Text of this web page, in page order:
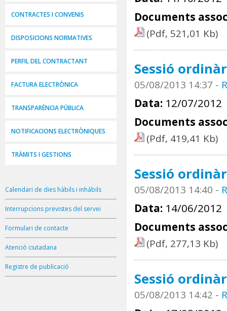
CONTRACTES I CONVENIS
DISPOSICIONS NORMATIVES
PERFIL DEL CONTRACTANT
FACTURA ELECTRÒNICA
TRANSPARÈNCIA PÚBLICA
NOTIFICACIONS ELECTRÒNIQUES
TRÀMITS I GESTIONS
Calendari de dies hàbils i inhàbils
Interrupcions previstes del servei
Formulari de contacte
Atenció ciutadana
Registre de publicació
Documents
(Pdf, 521,01 Kb)
Sessió
05/08/2013 14:37 -
Data: 12/07/2012
Documents
(Pdf, 419,41 Kb)
Sessió
05/08/2013 14:40 -
Data: 14/06/2012
Documents
(Pdf, 277,13 Kb)
Sessió
05/08/2013 14:42 -